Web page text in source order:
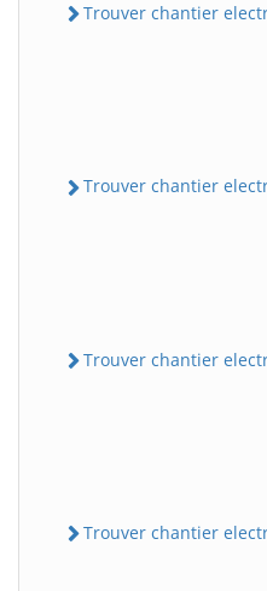
Trouver chantier
Trouver chantier
Trouver chantier
Trouver chantier